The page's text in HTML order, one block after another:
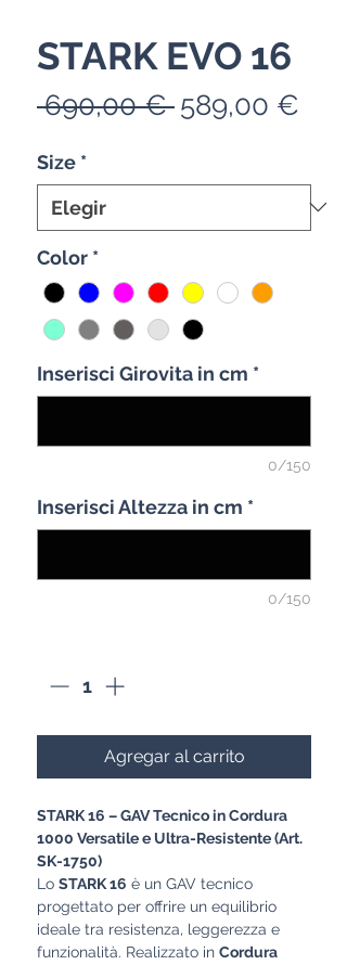
STARK EVO 16
690,00 € Precio
589,00 €
Size *
Color *
Inserisci Girovita in cm *
0/150
Inserisci Altezza in cm *
0/150
Agregar al carrito
STARK 16 – GAV Tecnico in Cordura
1000 Versatile e Ultra-Resistente (Art.
SK-1750)
Lo STARK 16 è un GAV tecnico
progettato per offrire un equilibrio
ideale tra resistenza, leggerezza e
funzionalità. Realizzato in Cordura